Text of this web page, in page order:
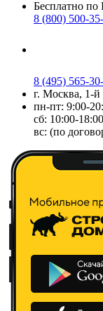
Бесплатно по
8 (800) 500-
8 (495) 565-
г. Москва, 1-й
пн-пт: 9:00-
сб: 10:00-18:00
вс: (по